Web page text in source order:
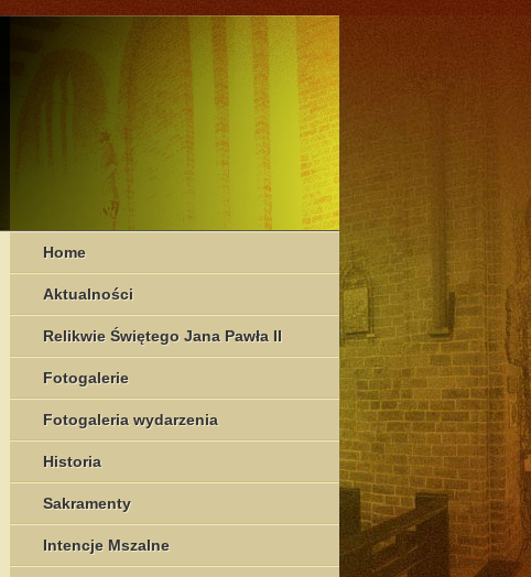
Home
Aktualności
Relikwie Świętego Jana Pawła II
Fotogalerie
Fotogaleria wydarzenia
Historia
Sakramenty
Intencje Mszalne